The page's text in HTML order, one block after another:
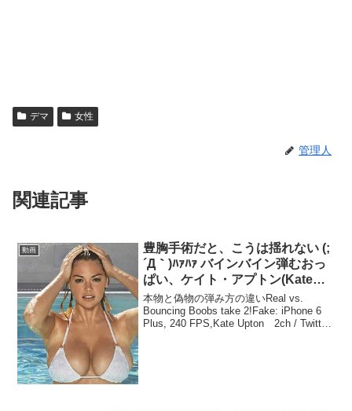
デマ 女性
管理人
関連記事
動画
豊胸手術だと、こうは揺れない (;
´Д｀)ﾊｧﾊｧ バインバイン弾むおっ
ぱい、ケイト・アプトン(Kate
Upton)
本物と偽物の弾み方の違いReal vs.
Bouncing Boobs take 2!Fake: iPhone 6
Plus, 240 FPS,Kate Upton 2ch / Twitter